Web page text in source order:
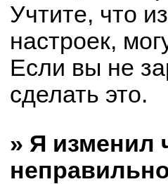
Учтите, что
настроек,
Если вы не
сделать это.
» Я изменил